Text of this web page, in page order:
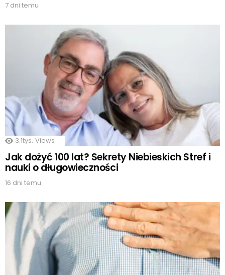
7 dni temu
3.1tys. Views
Jak dożyć 100 lat? Sekrety Niebieskich Stref i
nauki o długowieczności
16 dni temu